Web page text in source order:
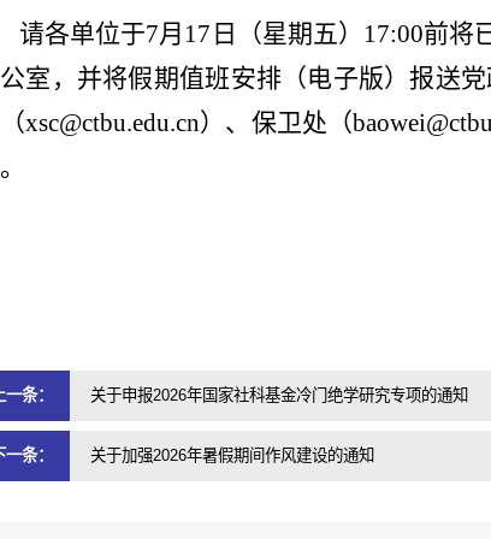
请各单位于7月17日（星期五）17:00前
室，并将假期值班安排（电子版）报送
xsc@ctbu.edu.cn）、保卫处（
上一条： 关于申报2026年国家社科基金冷门绝学研究专项的通知
下一条： 关于加强2026年暑假期间作风建设的通知